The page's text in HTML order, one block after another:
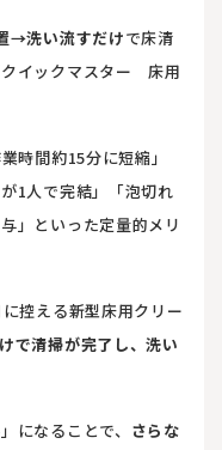
→洗い流すだけで床清
イックマスター 床用
時間約15分に短縮」
1人で完結」「泡切れ
」といった定量的メリ
控える新型床用クリー
で清掃が完了し、洗い
になることで、 さらな